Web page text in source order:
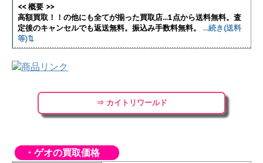
<< 概要 >>
高額買取！！の他にも全てが揃った買取店...1点から送料無料。査
定後のキャンセルでも返送無料。振込み手数料無料。
...続き(送料
等)⇅
⇒ カイトリワールド
・ゲオの買取価格